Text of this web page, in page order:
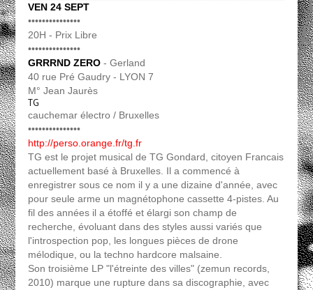
VEN 24 SEPT
•••••••••••••••
20H - Prix Libre
•••••••••••••••
GRRRND ZERO- Gerland
40 rue Pré Gaudry - LYON 7
M° Jean Jaurès
TG
cauchemar électro / Bruxelles
•••••••••••••••
http://perso.orange.fr/tg.fr
TG est le projet musical de TG Gondard, citoyen Francais
actuellement basé à Bruxelles. Il a commencé à
enregistrer sous ce nom il y a une dizaine d'année, avec
pour seule arme un magnétophone cassette 4-pistes. Au
fil des années il a étoffé et élargi son champ de
recherche, évoluant dans des styles aussi variés que
l'introspection pop, les longues pièces de drone
mélodique, ou la techno hardcore malsaine.
Son troisième LP "l'étreinte des villes" (zemun records,
2010) marque une rupture dans sa discographie, avec